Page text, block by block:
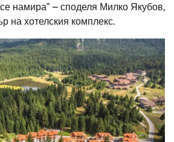
намира” – споделя Милко Якубов,
на хотелския комплекс.